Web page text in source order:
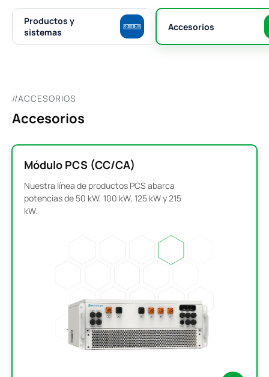
Productos y
sistemas
Accesorios
//ACCESORIOS
Accesorios
Módulo PCS (CC/CA)
Nuestra línea de productos PCS abarca
potencias de 50 kW, 100 kW, 125 kW y 215
kW.